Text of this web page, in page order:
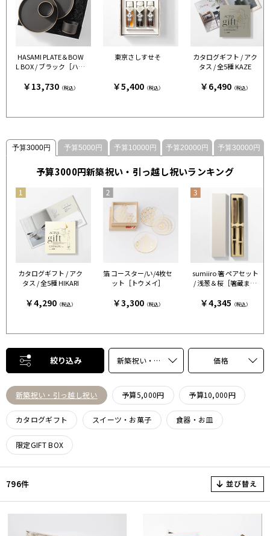
HASAMI PLATE＆BOW
L BOX / ブラック［ハサ
￥13,730（税込）
東京さしすせそ
￥5,400（税込）
カタログギフト / アク
タス / 全5種 KAZE
￥6,490（税込）
予算3000円 予算5000円 予算10000円 予算20000円 予算30000円
予算3000円新築祝い・引っ越し祝いランキング
カタログギフト / アク
タス / 全5種 HIKARI
￥4,290（税込）
箔 コースター/い/4枚セ
ット［トウメイ］
￥3,300（税込）
sumiiro 箸 ペアセット
/ 浅葱＆桜［箸蔵まつ
￥4,345 （税込）
絞り込み 新築祝い・引っ越し祝い 価格
新築祝い・引っ越し祝い 予算5,000円 予算10,000円
カタログギフト スイーツ・お菓子 食器・お皿
限定GIFT BOX
796件 並び替え